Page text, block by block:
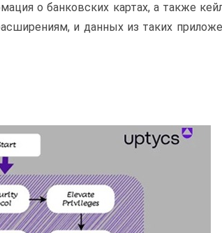
о банковских картах, а также
и данных из таких